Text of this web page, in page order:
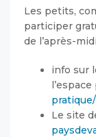
Les petits,
participer
de l’après-
info sur
Le site